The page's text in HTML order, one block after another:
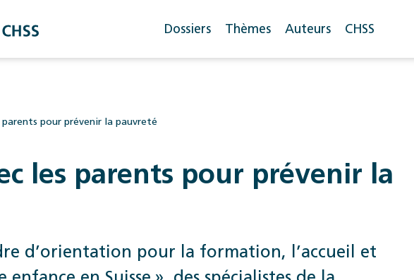
Dossiers Thèmes Auteurs CHSS
pour prévenir la pauvreté
les parents pour prévenir la
d’orientation pour la formation, l’accueil et